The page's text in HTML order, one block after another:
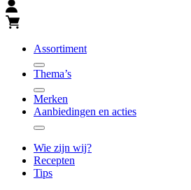
Assortiment
Thema’s
Merken
Aanbiedingen en acties
Wie zijn wij?
Recepten
Tips